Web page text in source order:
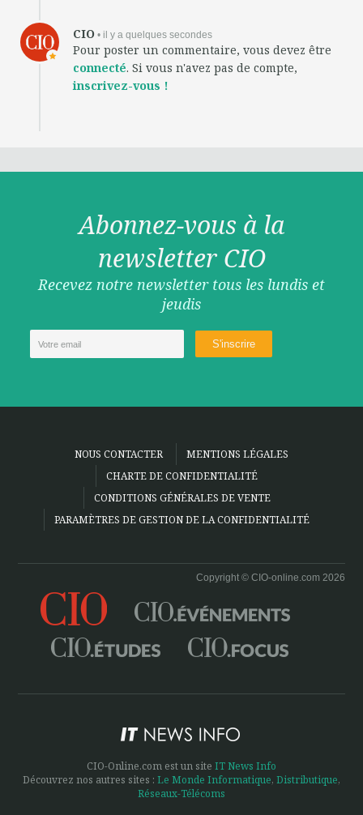
CIO • il y a quelques secondes
Pour poster un commentaire, vous devez être
connecté. Si vous n'avez pas de compte,
inscrivez-vous !
Abonnez-vous à la
newsletter CIO
Recevez notre newsletter tous les lundis et
jeudis
NOUS CONTACTER
MENTIONS LÉGALES
CHARTE DE CONFIDENTIALITÉ
CONDITIONS GÉNÉRALES DE VENTE
PARAMÈTRES DE GESTION DE LA CONFIDENTIALITÉ
Copyright © CIO-online.com 2026
CIO-Online.com est un site IT News Info
Découvrez nos autres sites : Le Monde Informatique, Distributique,
Réseaux-Télécoms